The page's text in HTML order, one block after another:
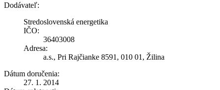
Dodávateľ:
Stredoslovenská energetika
IČO:
36403008
Adresa:
a.s., Pri Rajčianke 8591, 010 01, Žilina
Dátum doručenia:
27. 1. 2014